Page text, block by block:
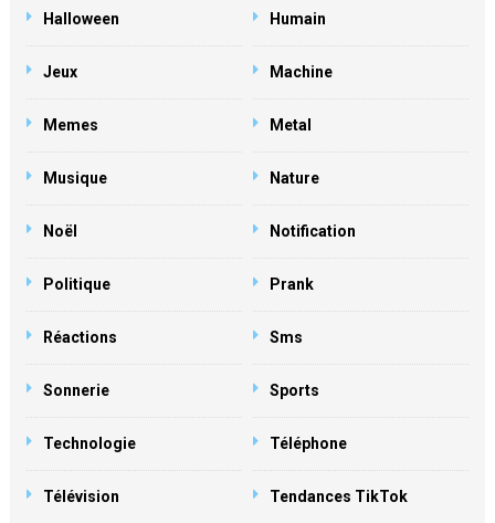
Halloween Humain
Jeux Machine
Memes Metal
Musique Nature
Noël Notification
Politique Prank
Réactions Sms
Sonnerie Sports
Technologie Téléphone
Télévision Tendances TikTok